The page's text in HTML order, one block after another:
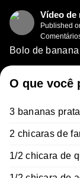
Vídeo de
Published
Bolo de
O que você
3 bananas prata
2 chicaras de
1/2 chicara de